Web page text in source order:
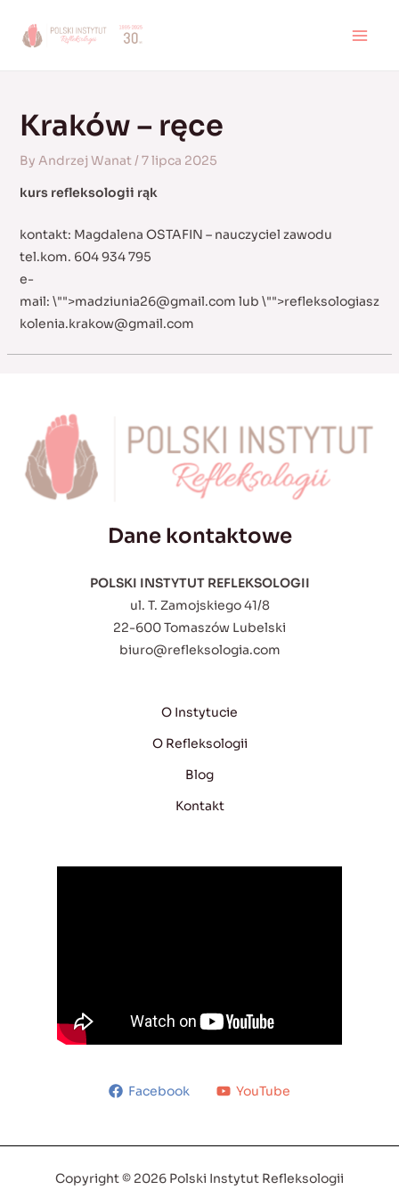
Kraków – ręce
By Andrzej Wanat/7 lipca 2025
kurs refleksologii rąk
kontakt: Magdalena OSTAFIN – nauczyciel zawodu
tel.kom. 604 934 795
e-
mail: \"">madziunia26@gmail.com lub \"">refleksologiasz
kolenia.krakow@gmail.com
Dane kontaktowe
POLSKI INSTYTUT REFLEKSOLOGII
ul. T. Zamojskiego 41/8
22-600 Tomaszów Lubelski
biuro@refleksologia.com
O Instytucie
O Refleksologii
Blog
Kontakt
Facebook YouTube
Copyright © 2026 Polski Instytut Refleksologii